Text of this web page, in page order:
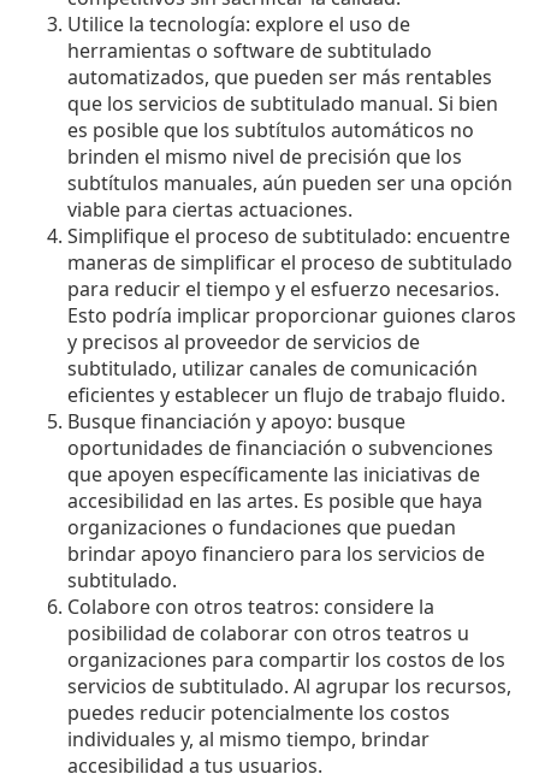
Utilice la tecnología: explore el uso de
herramientas o software de subtitulado
automatizados, que pueden ser más rentables
que los servicios de subtitulado manual. Si bien
es posible que los subtítulos automáticos no
brinden el mismo nivel de precisión que los
subtítulos manuales, aún pueden ser una opción
viable para ciertas actuaciones.
Simplifique el proceso de subtitulado: encuentre
maneras de simplificar el proceso de subtitulado
para reducir el tiempo y el esfuerzo necesarios.
Esto podría implicar proporcionar guiones claros
y precisos al proveedor de servicios de
subtitulado, utilizar canales de comunicación
eficientes y establecer un flujo de trabajo fluido.
Busque financiación y apoyo: busque
oportunidades de financiación o subvenciones
que apoyen específicamente las iniciativas de
accesibilidad en las artes. Es posible que haya
organizaciones o fundaciones que puedan
brindar apoyo financiero para los servicios de
subtitulado.
Colabore con otros teatros: considere la
posibilidad de colaborar con otros teatros u
organizaciones para compartir los costos de los
servicios de subtitulado. Al agrupar los recursos,
puedes reducir potencialmente los costos
individuales y, al mismo tiempo, brindar
accesibilidad a tus usuarios.